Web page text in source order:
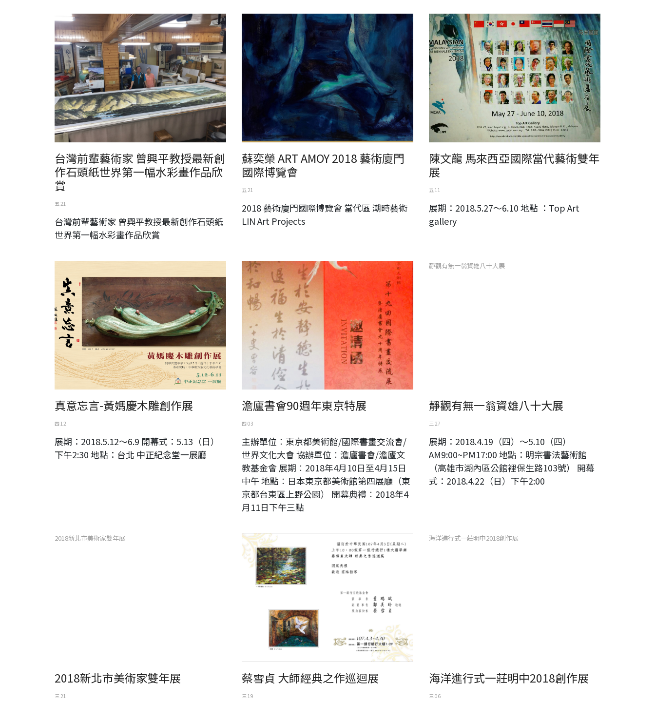
台灣前輩藝術家 曾興平教授於巨幅水墨作品前與夫人合影
台灣前輩藝術家 曾興平教授最新創
作石頭紙世界第一幅水彩畫作品欣
賞
五 21
台灣前輩藝術家 曾興平教授最新創作石頭紙
世界第一幅水彩畫作品欣賞
ART AMOY 2018 藝術廈門國際博覽會
蘇奕榮 ART AMOY 2018 藝術廈門
國際博覽會
五 21
2018 藝術廈門國際博覽會 當代區 潮時藝術
LIN Art Projects
馬來西亞國際當代藝術雙年展
陳文龍 馬來西亞國際當代藝術雙年
展
五 11
展期：2018.5.27～6.10 地點 ：Top Art
gallery
真意忘言-黃媽慶木雕創作展
四 12
展期：2018.5.12～6.9 開幕式：5.13（日）
下午2:30 地點：台北 中正紀念堂一展廳
澹廬書會90週年東京特展
澹廬書會90週年東京特展
四 03
主辦單位︰東京都美術館/國際書畫交流會/
世界文化大會 協辦單位︰澹廬書會/澹廬文
教基金會 展期︰2018年4月10日至4月15日
中午 地點︰日本東京都美術館第四展廳（東
京都台東區上野公園） 開幕典禮︰2018年4
月11日下午三點
靜觀有無一翁資雄八十大展
靜觀有無一翁資雄八十大展
三 27
展期：2018.4.19（四）～5.10（四）
AM9:00~PM17:00 地點：明宗書法藝術館
（高雄市湖內區公館裡保生路103號） 開幕
式：2018.4.22（日）下午2:00
2018新北市美術家雙年展
2018新北市美術家雙年展
三 21
蔡雪貞 大師之作經典巡迴展
蔡雪貞 大師經典之作巡迴展
三 19
海洋進行式一莊明中2018創作展
海洋進行式一莊明中2018創作展
三 06